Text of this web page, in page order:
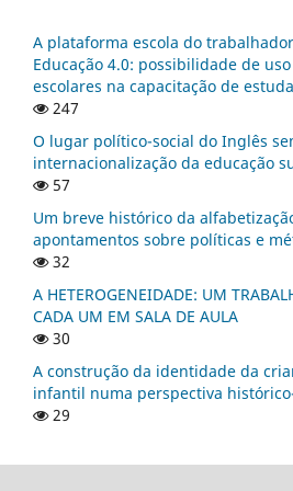
A plataforma escola do
Educação 4.0: possibilidade de
escolares na capacitação de
247
O lugar político-social do Inglês
internacionalização da educação
57
Um breve histórico da
apontamentos sobre políticas e
32
A HETEROGENEIDADE: UM
CADA UM EM SALA DE AULA
30
A construção da identidade da
infantil numa perspectiva
29